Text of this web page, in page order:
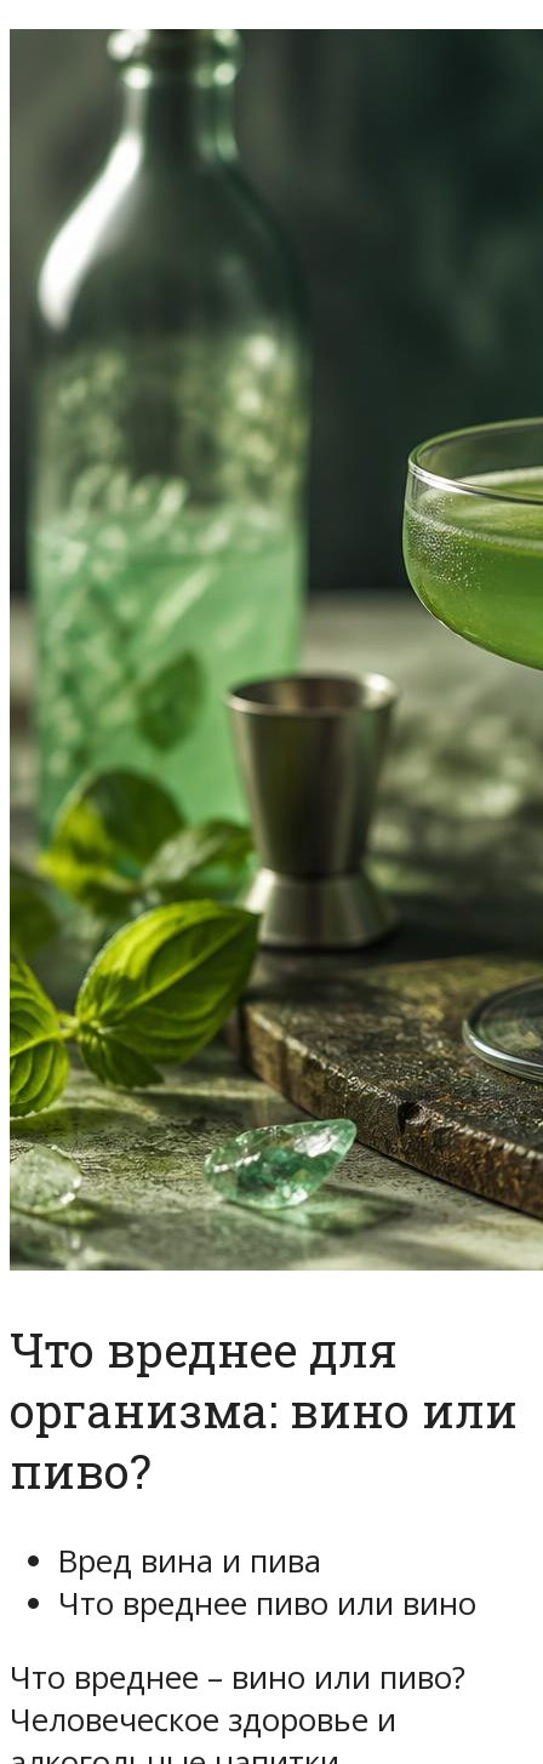
Что вреднее для
организма: вино или
пиво?
Вред вина и пива
Что вреднее пиво или вино
Что вреднее – вино или пиво?
Человеческое здоровье и